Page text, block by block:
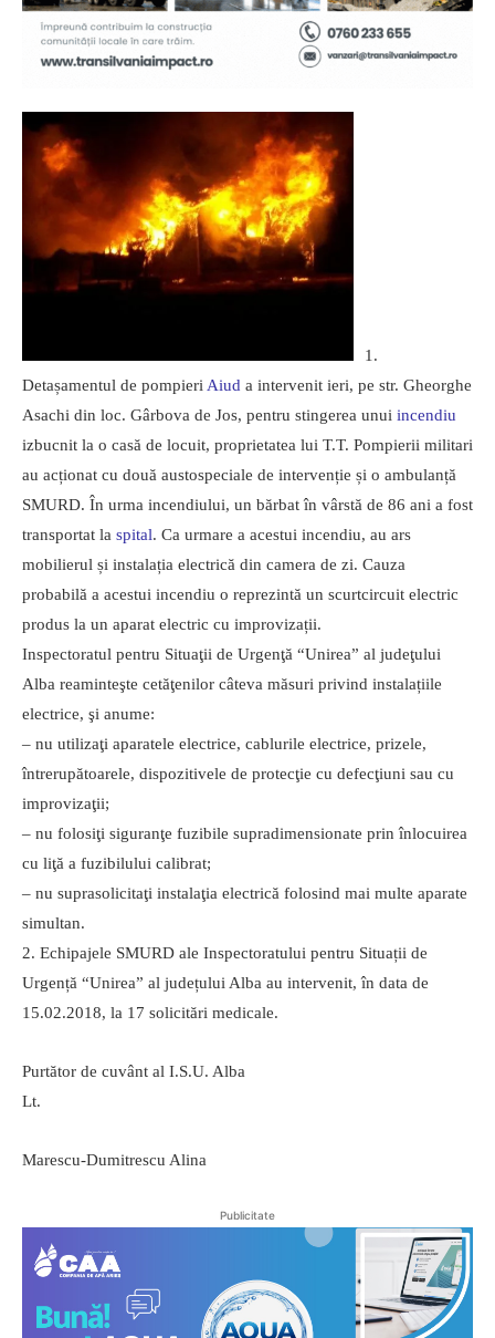
1.
Detașamentul de pompieri Aiud a intervenit ieri, pe str. Gheorghe
Asachi din loc. Gârbova de Jos, pentru stingerea unui incendiu
izbucnit la o casă de locuit, proprietatea lui T.T. Pompierii militari
au acționat cu două austospeciale de intervenție și o ambulanță
SMURD. În urma incendiului, un bărbat în vârstă de 86 ani a fost
transportat la spital. Ca urmare a acestui incendiu, au ars
mobilierul și instalația electrică din camera de zi. Cauza
probabilă a acestui incendiu o reprezintă un scurtcircuit electric
produs la un aparat electric cu improvizații.
Inspectoratul pentru Situaţii de Urgenţă “Unirea” al judeţului
Alba reaminteşte cetăţenilor câteva măsuri privind instalațiile
electrice, şi anume:
– nu utilizaţi aparatele electrice, cablurile electrice, prizele,
întrerupătoarele, dispozitivele de protecţie cu defecţiuni sau cu
improvizaţii;
– nu folosiţi siguranţe fuzibile supradimensionate prin înlocuirea
cu liţă a fuzibilului calibrat;
– nu suprasolicitaţi instalaţia electrică folosind mai multe aparate
simultan.
2. Echipajele SMURD ale Inspectoratului pentru Situații de
Urgență “Unirea” al județului Alba au intervenit, în data de
15.02.2018, la 17 solicitări medicale.
Purtător de cuvânt al I.S.U. Alba
Lt.
Marescu-Dumitrescu Alina
Publicitate